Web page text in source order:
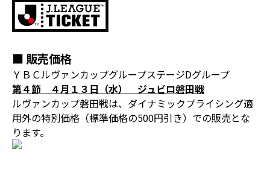
■ 販売価格
ＹＢＣルヴァンカップグループステージDグループ
第４節 ４月１３日（水） ジュビロ磐田戦
ルヴァンカップ磐田戦は、ダイナミックプライシング適
用外の特別価格（標準価格の500円引き）での販売とな
ります。